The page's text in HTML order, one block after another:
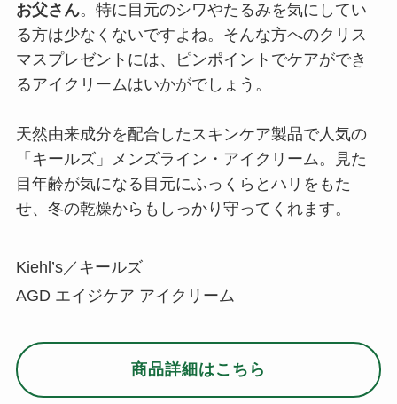
お父さん。特に目元のシワやたるみを気にしてい
る方は少なくないですよね。そんな方へのクリス
マスプレゼントには、ピンポイントでケアができ
るアイクリームはいかがでしょう。
天然由来成分を配合したスキンケア製品で人気の
「キールズ」メンズライン・アイクリーム。見た
目年齢が気になる目元にふっくらとハリをもた
せ、冬の乾燥からもしっかり守ってくれます。
Kiehl’s／キールズ
AGD エイジケア アイクリーム
商品詳細はこちら